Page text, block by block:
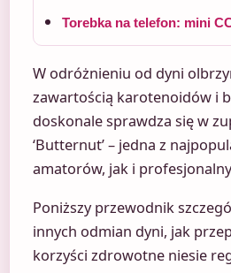
Torebka na telefon: mini
W odróżnieniu od dyni
zawartością karotenoidów i
doskonale sprawdza się w
‘Butternut’ – jedna z
amatorów, jak i
Poniższy przewodnik
innych odmian dyni, jak
korzyści zdrowotne niesie